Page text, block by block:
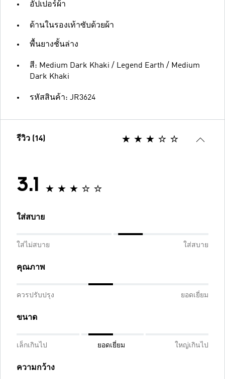
อัปเปอร์ผ้า
ด้านในรองเท้าซับด้วยผ้า
พื้นยางชั้นล่าง
สี: Medium Dark Khaki / Legend Earth / Medium
Dark Khaki
รหัสสินค้า: JR3624
รีวิว (14)
3.1
ใส่สบาย
ใส่ไม่สบาย ใส่สบาย
คุณภาพ
ควรปรับปรุง ยอดเยี่ยม
ขนาด
เล็กเกินไป ยอดเยี่ยม ใหญ่เกินไป
ความกว้าง